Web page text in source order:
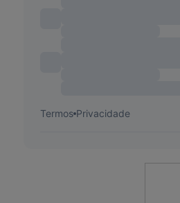
Brasil - A verdadeira face de